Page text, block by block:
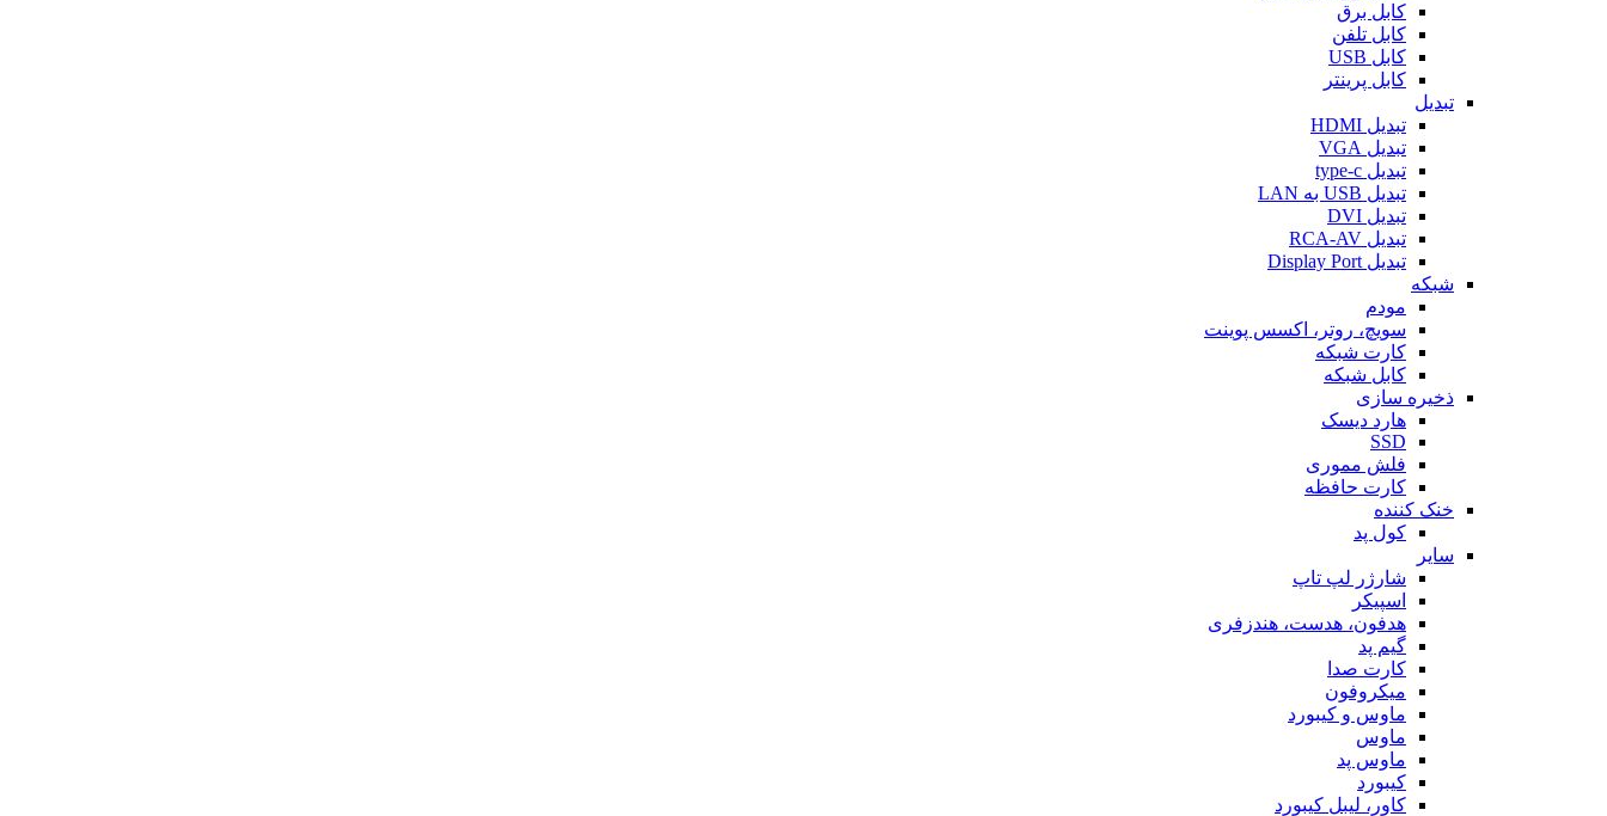
کابل برق
کابل تلفن
کابل USB
کابل پرینتر
تبدیل
تبدیل HDMI
تبدیل VGA
تبدیل type-c
تبدیل USB به LAN
تبدیل DVI
تبدیل RCA-AV
تبدیل Display Port
شبکه
مودم
سویچ، روتر، اکسس پوینت
کارت شبکه
کابل شبکه
ذخیره سازی
هارد دیسک
SSD
فلش مموری
کارت حافظه
خنک کننده
کول پد
سایر
شارژر لپ تاپ
اسپیکر
هدفون، هدست، هندزفری
گیم پد
کارت صدا
میکروفون
ماوس و کیبورد
ماوس
ماوس پد
کیبورد
کاور، لیبل کیبورد